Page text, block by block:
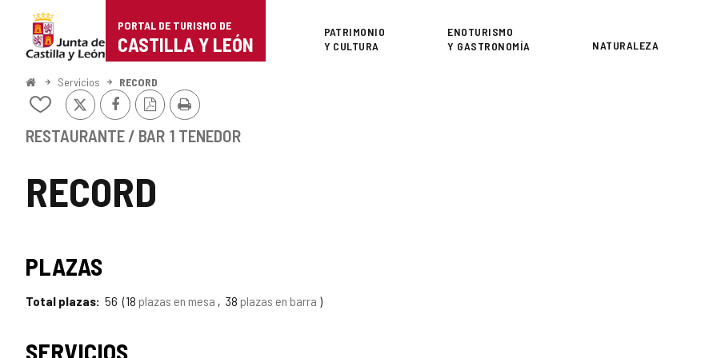
Portal
de
Turismo
Castilla
León
PORTAL DE TURISMO DE
CASTILLA Y LEÓN
Superior
PATRIMONIO
Y CULTURA
ENOTURISMO
Y GASTRONOMÍA
NATURALEZA
InicioServicios RECORD
RECORD
Añadir/quitar
mis
X FacebookVersión
PDF
Imprimir
RESTAURANTE / BAR 1 TENEDOR
PLAZAS
Total plazas 56 18 plazas en mesa 38 plazas en barra
SERVICIOS